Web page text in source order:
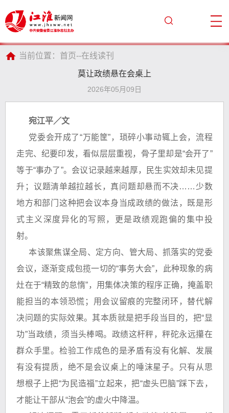
当前位置： 首页--在线读刊
莫让政绩悬在会桌上
2026年05月09日
宛江平／文
党委会开成了“万能筐”，琐碎小事动辄上会，流程
走完、纪要印发，看似层层重视，骨子里却是“会开了”
等于“事办了”。会议记录越来越厚，民生实效却未见提
升；议题清单越拉越长，真问题却悬而不决……少数
地方和部门这种把会议本身当成政绩的做法，既是形
式主义深度异化的写照，更是政绩观跑偏的集中投
射。
本该聚焦谋全局、定方向、管大局、抓落实的党委
会议，逐渐变成包揽一切的“事务大会”，此种现象的病
灶在于“精致的怠惰”，用集体决策的程序正确，掩盖职
能担当的本领恐慌；用会议留痕的完整闭环，替代解
决问题的实际效果。其本质就是把手段当目的，把“显
功”当政绩，须当头棒喝。政绩这杆秤，秤砣永远攥在
群众手里。检验工作成色的是矛盾有没有化解、发展
有没有提质，绝不是会议桌上的唾沫星子。只有从思
想根子上把“为民造福”立起来，把“虚头巴脑”踩下去，
才能让干部从“泡会”的虚火中降温。